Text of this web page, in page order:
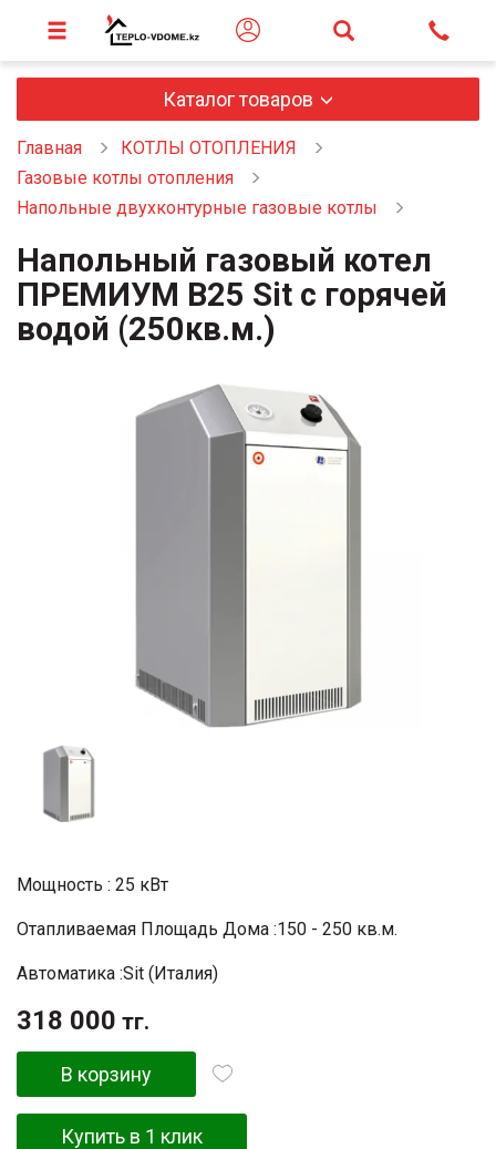
Каталог товаров
Главная
КОТЛЫ ОТОПЛЕНИЯ
Газовые котлы отопления
Напольные двухконтурные газовые котлы
Напольный газовый котел
ПРЕМИУМ В25 Sit с горячей
водой (250кв.м.)
Мощность : 25 кВт
Отапливаемая Площадь Дома :150 - 250 кв.м.
Автоматика :Sit (Италия)
318 000 тг.
В корзину
Купить в 1 клик